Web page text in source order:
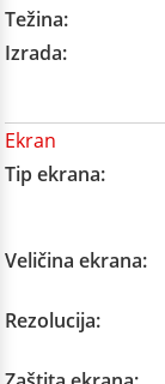
Težina:
Izrada:
Ekran
Tip ekrana:
Veličina ekrana:
Rezolucija: